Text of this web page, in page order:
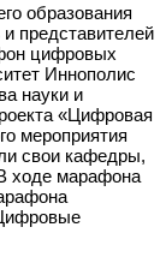
образования
представителей
цифровых
Иннополис
науки и
«Цифровая
мероприятия
свои кафедры,
ходе марафона